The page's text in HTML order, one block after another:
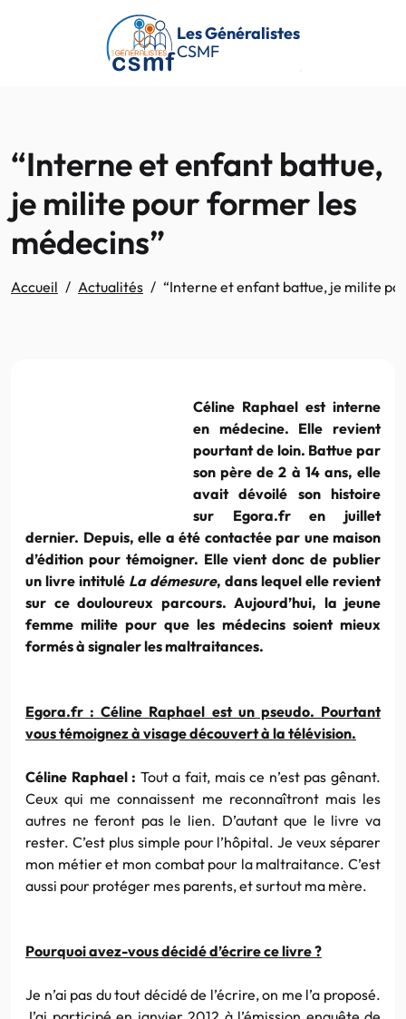
Passer au contenu principal
Les Généralistes
CSMF
“Interne et enfant battue,
je milite pour former les
médecins”
Accueil Actualités “Interne et enfant battue, je milite
Céline Raphael est interne
en médecine. Elle revient
pourtant de loin. Battue par
son père de 2 à 14 ans, elle
avait dévoilé son histoire
sur Egora.fr en juillet
dernier. Depuis, elle a été contactée par une maison
d’édition pour témoigner. Elle vient donc de publier
un livre intitulé La démesure, dans lequel elle revient
sur ce douloureux parcours. Aujourd’hui, la jeune
femme milite pour que les médecins soient mieux
formés à signaler les maltraitances.
Egora.fr : Céline Raphael est un pseudo. Pourtant
vous témoignez à visage découvert à la télévision.
Céline Raphael : Tout a fait, mais ce n’est pas gênant.
Ceux qui me connaissent me reconnaîtront mais les
autres ne feront pas le lien. D’autant que le livre va
rester. C’est plus simple pour l’hôpital. Je veux séparer
mon métier et mon combat pour la maltraitance. C’est
aussi pour protéger mes parents, et surtout ma mère.
Pourquoi avez-vous décidé d’écrire ce livre ?
Je n’ai pas du tout décidé de l’écrire, on me l’a proposé.